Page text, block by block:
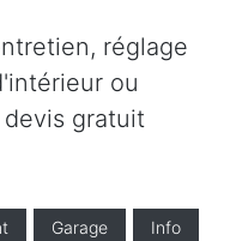
réglage
ou
gratuit
Garage Info